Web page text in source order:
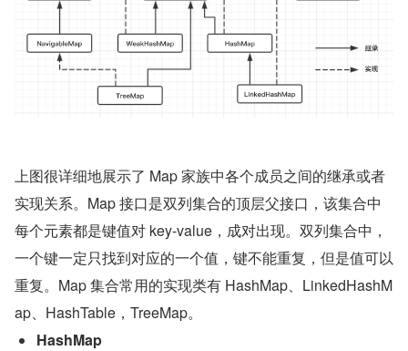
上图很详细地展示了 Map 家族中各个成员之间的继承或者
实现关系。Map 接口是双列集合的顶层父接口，该集合中
每个元素都是键值对 key-value，成对出现。双列集合中，
一个键一定只找到对应的一个值，键不能重复，但是值可以
重复。Map 集合常用的实现类有 HashMap、LinkedHashM
ap、HashTable，TreeMap。
HashMap